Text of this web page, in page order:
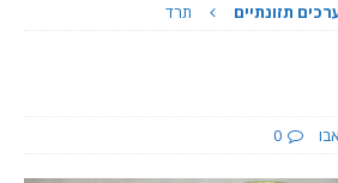
תזונתיים תרד
0